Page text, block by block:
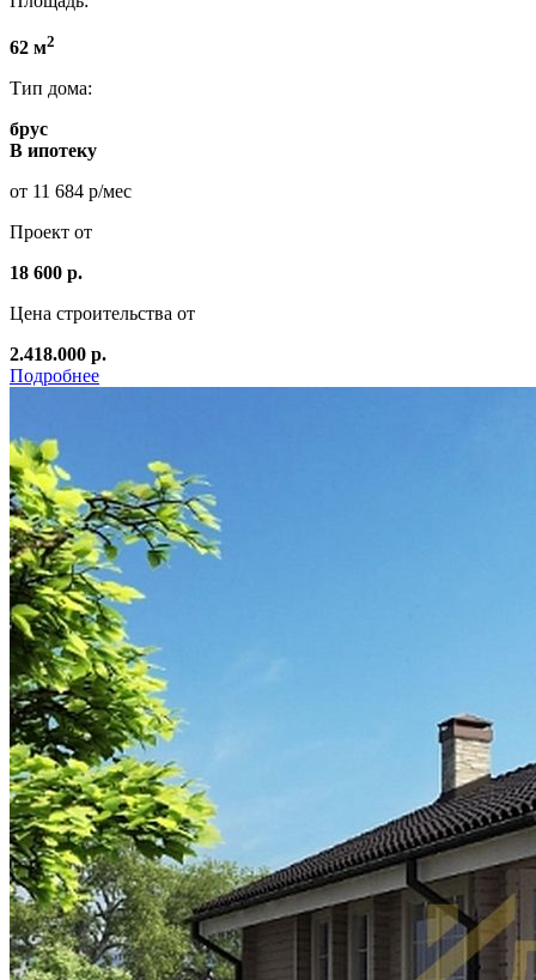
62 м2
Тип дома:
брус
В ипотеку
от 11 684 р/мес
Проект от
18 600 р.
Цена строительства от
2.418.000 р.
Подробнее